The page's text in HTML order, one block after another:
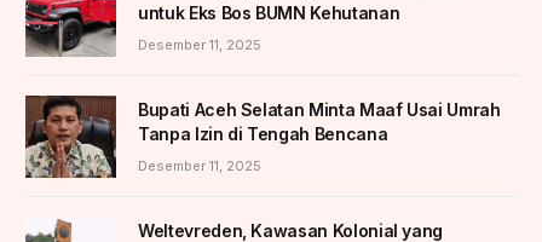
untuk Eks Bos BUMN Kehutanan
Desember 11, 2025
Bupati Aceh Selatan Minta Maaf Usai Umrah
Tanpa Izin di Tengah Bencana
Desember 11, 2025
Weltevreden, Kawasan Kolonial yang